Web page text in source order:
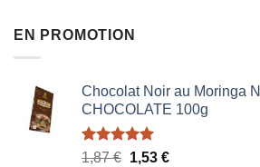
EN PROMOTION
Chocolat Noir au Moringa
CHOCOLATE 100g
Note5.00
1,87€ Le
1,53 €Le